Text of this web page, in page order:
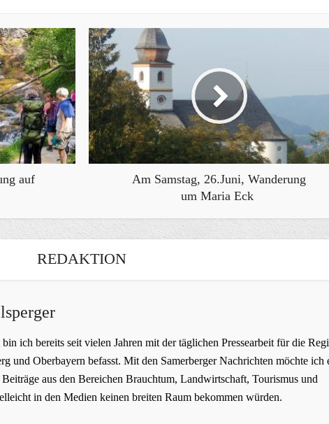
auf
Am Samstag, 26.Juni, Wanderung
um Maria Eck
REDAKTION
ich bereits seit vielen Jahren mit der täglichen Pressearbeit für die
und Oberbayern befasst. Mit den Samerberger Nachrichten möchte ich
aus den Bereichen Brauchtum, Landwirtschaft, Tourismus und
in den Medien keinen breiten Raum bekommen würden.